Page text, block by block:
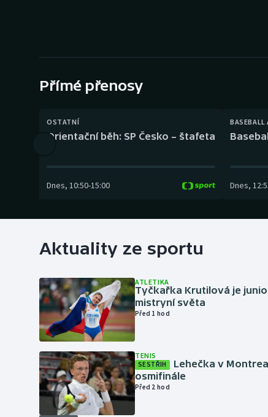
Přímé přenosy
OSTATNÍ
Orientační běh: SP Česko – štafeta
Dnes, 10:50-15:00
BASEBALL
Dnes,
Aktuality ze sportu
ATLETIKA
Tyčkařka Krutilová je
mistryní světa
Před 1 hod
TENIS
SESTŘIH
Lehečka v
osmifinále
Před 2 hod